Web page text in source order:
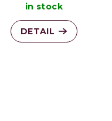
in stock
DETAIL